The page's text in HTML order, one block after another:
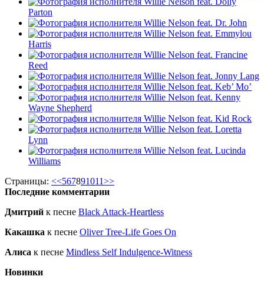
Parton
Willie Nelson feat. Dr. John
Willie Nelson feat. Emmylou
Harris
Willie Nelson feat. Francine
Reed
Willie Nelson feat. Jonny Lang
Willie Nelson feat. Keb’ Mo’
Willie Nelson feat. Kenny
Wayne Shepherd
Willie Nelson feat. Kid Rock
Willie Nelson feat. Loretta
Lynn
Willie Nelson feat. Lucinda
Williams
Страницы: <<567891011>>
Последние комментарии
Дмитрий к песне Black Attack-Heartless
Какашка к песне Oliver Tree-Life Goes On
Алиса к песне Mindless Self Indulgence-Witness
Новинки